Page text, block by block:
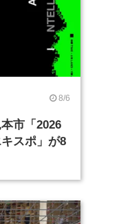
8/6
市「2026
スポ」が8